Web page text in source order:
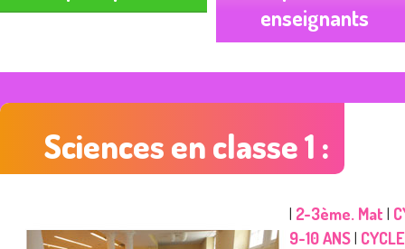
enseignants
Sciences en classe 1 :
| 2-3ème. Mat |
9-10 ANS|